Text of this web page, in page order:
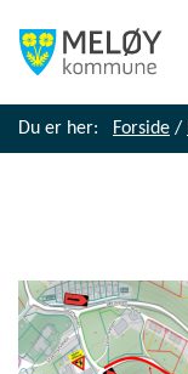
Du er her: Forside /